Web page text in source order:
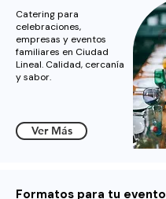
Catering para
celebraciones,
empresas y eventos
familiares en Ciudad
Lineal. Calidad, cercanía
y sabor.
Ver Más
Formatos para tu evento